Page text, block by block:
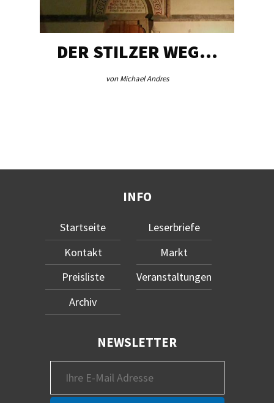
DER STILZER WEG…
von Michael Andres
INFO
Startseite
Kontakt
Preisliste
Archiv
Leserbriefe
Markt
Veranstaltungen
NEWSLETTER